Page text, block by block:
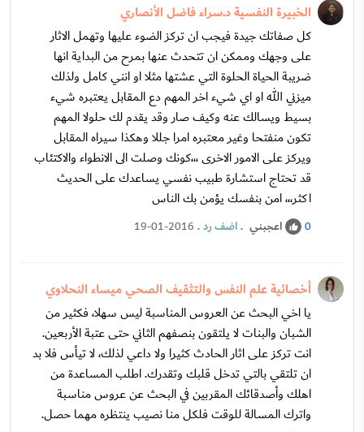
الخبيرة النفسية د.سراء فاضل الأنصاري
كل صفاتك جيدة فيجب ان تركز الضوء عليها وتهمل الاثار
على وجهك وممكن ان تتحدث عنها بمرح من البداية انها
ضريبة الحياة الحلوة التي عشتها مثلا او انني كامل ولذلك
ميزني الله او اي شيء اخر المهم دع المقابل يعتبره شيء
بسيط ويسالك عنه وكيف صار وقد يقدم لك حلولا المهم
تكون منفتحا وغير معتبره امرا جللا وهكذا سيراه المقابل
ويركز على الامور الاخرى ،،،كونك وصلت الى الانطواء والاكتئاب
قد تحتاج استشارة طبيب نفسي يساعدك على الحديث
اكثر،،، امن بنفسك يؤمن بك الناس
0 اعجبني .اضف رد.
19-01-2016
أخصائية علم النفس والتثقيف الصحي ميساء النحلاوي
يا اخي البحث عن العروس المناسبة ليس سهلا، فكثير من
الشبان والبنات لا يلتقون بنصفهم الثاني حتى عتبة الأربعين.
انت تركز على اثار الحادث كثيرا ولا داعي لذلك، لا تيأس فلا بد
ان تلتقي بالتي تدخل قلبك وتقدرك. اطلب المساعدة من
اهلك وأصدقائك المقربين في البحث عن عروس مناسبة
واترك المسالة للوقت فلكل منا نصيب ينتظره مهما حصل.